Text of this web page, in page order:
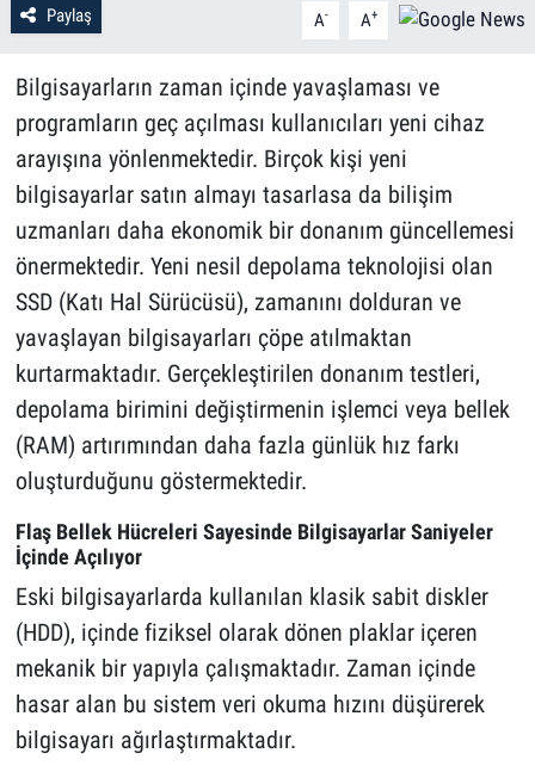
Paylaş A- A+
Bilgisayarların zaman içinde yavaşlaması ve
programların geç açılması kullanıcıları yeni cihaz
arayışına yönlenmektedir. Birçok kişi yeni
bilgisayarlar satın almayı tasarlasa da bilişim
uzmanları daha ekonomik bir donanım güncellemesi
önermektedir. Yeni nesil depolama teknolojisi olan
SSD (Katı Hal Sürücüsü), zamanını dolduran ve
yavaşlayan bilgisayarları çöpe atılmaktan
kurtarmaktadır. Gerçekleştirilen donanım testleri,
depolama birimini değiştirmenin işlemci veya bellek
(RAM) artırımından daha fazla günlük hız farkı
oluşturduğunu göstermektedir.
Flaş Bellek Hücreleri Sayesinde Bilgisayarlar Saniyeler
İçinde Açılıyor
Eski bilgisayarlarda kullanılan klasik sabit diskler
(HDD), içinde fiziksel olarak dönen plaklar içeren
mekanik bir yapıyla çalışmaktadır. Zaman içinde
hasar alan bu sistem veri okuma hızını düşürerek
bilgisayarı ağırlaştırmaktadır.